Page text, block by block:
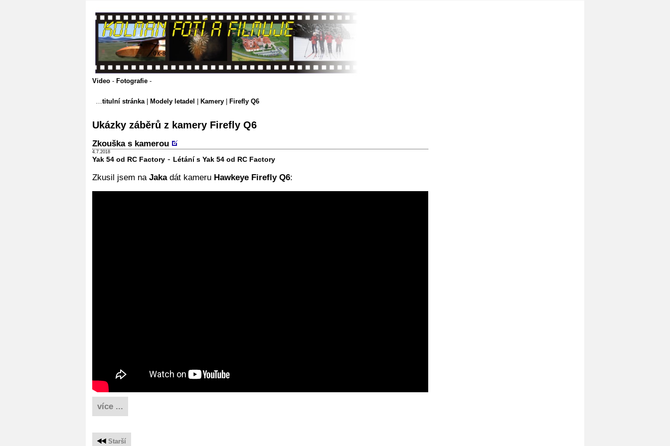
Video - Fotografie -
titulní stránka| Modely letadel Kamery| Firefly Q6
Ukázky záběrů z kamery Firefly Q6
Zkouška s kamerou
4.7.2018
Yak 54 od RC Factory - Létání s Yak 54 od RC Factory
Zkusil jsem na Jakadát kameru Hawkeye Firefly Q6:
více ...
Starší